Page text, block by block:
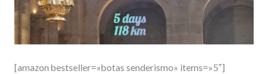
[amazon bestseller=»botas senderismo» items=»5″]